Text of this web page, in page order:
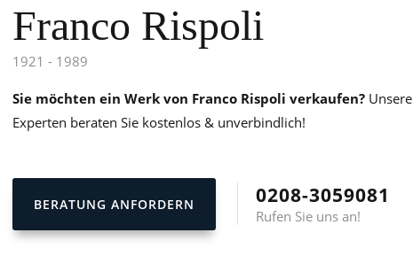
Franco Rispoli
1921 - 1989
Sie möchten ein Werk von Franco Rispoli verkaufen?Unsere
Experten beraten Sie kostenlos & unverbindlich!
BERATUNG ANFORDERN 0208-3059081
Rufen Sie uns an!